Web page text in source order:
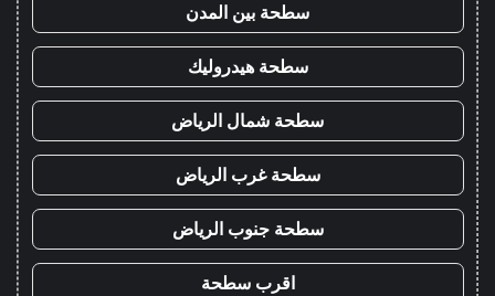
سطحة بين المدن
سطحة هيدروليك
سطحة شمال الرياض
سطحة غرب الرياض
سطحة جنوب الرياض
اقرب سطحة